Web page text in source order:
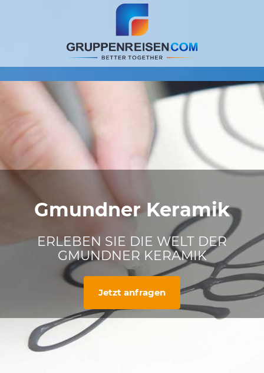
Gmundner Keramik
ERLEBEN SIE DIE WELT DER
GMUNDNER KERAMIK
Jetzt anfragen